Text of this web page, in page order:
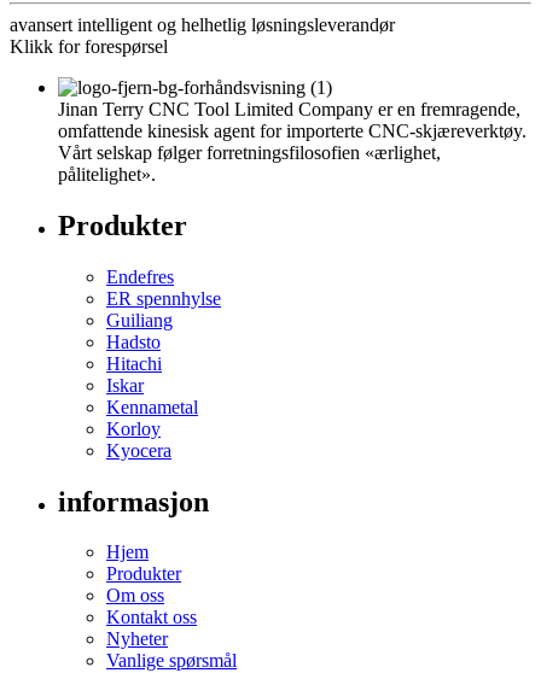
avansert intelligent og helhetlig løsningsleverandør
Klikk for forespørsel
Jinan Terry CNC Tool Limited Company er en fremragende,
omfattende kinesisk agent for importerte CNC-skjæreverktøy.
Vårt selskap følger forretningsfilosofien «ærlighet,
pålitelighet».
Produkter
Endefres
ER spennhylse
Guiliang
Hadsto
Hitachi
Iskar
Kennametal
Korloy
Kyocera
informasjon
Hjem
Produkter
Om oss
Kontakt oss
Nyheter
Vanlige spørsmål